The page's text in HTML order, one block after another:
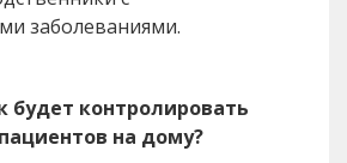
заболеваниями.
будет контролировать
на дому?